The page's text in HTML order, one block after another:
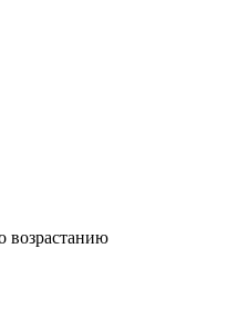
возрастанию